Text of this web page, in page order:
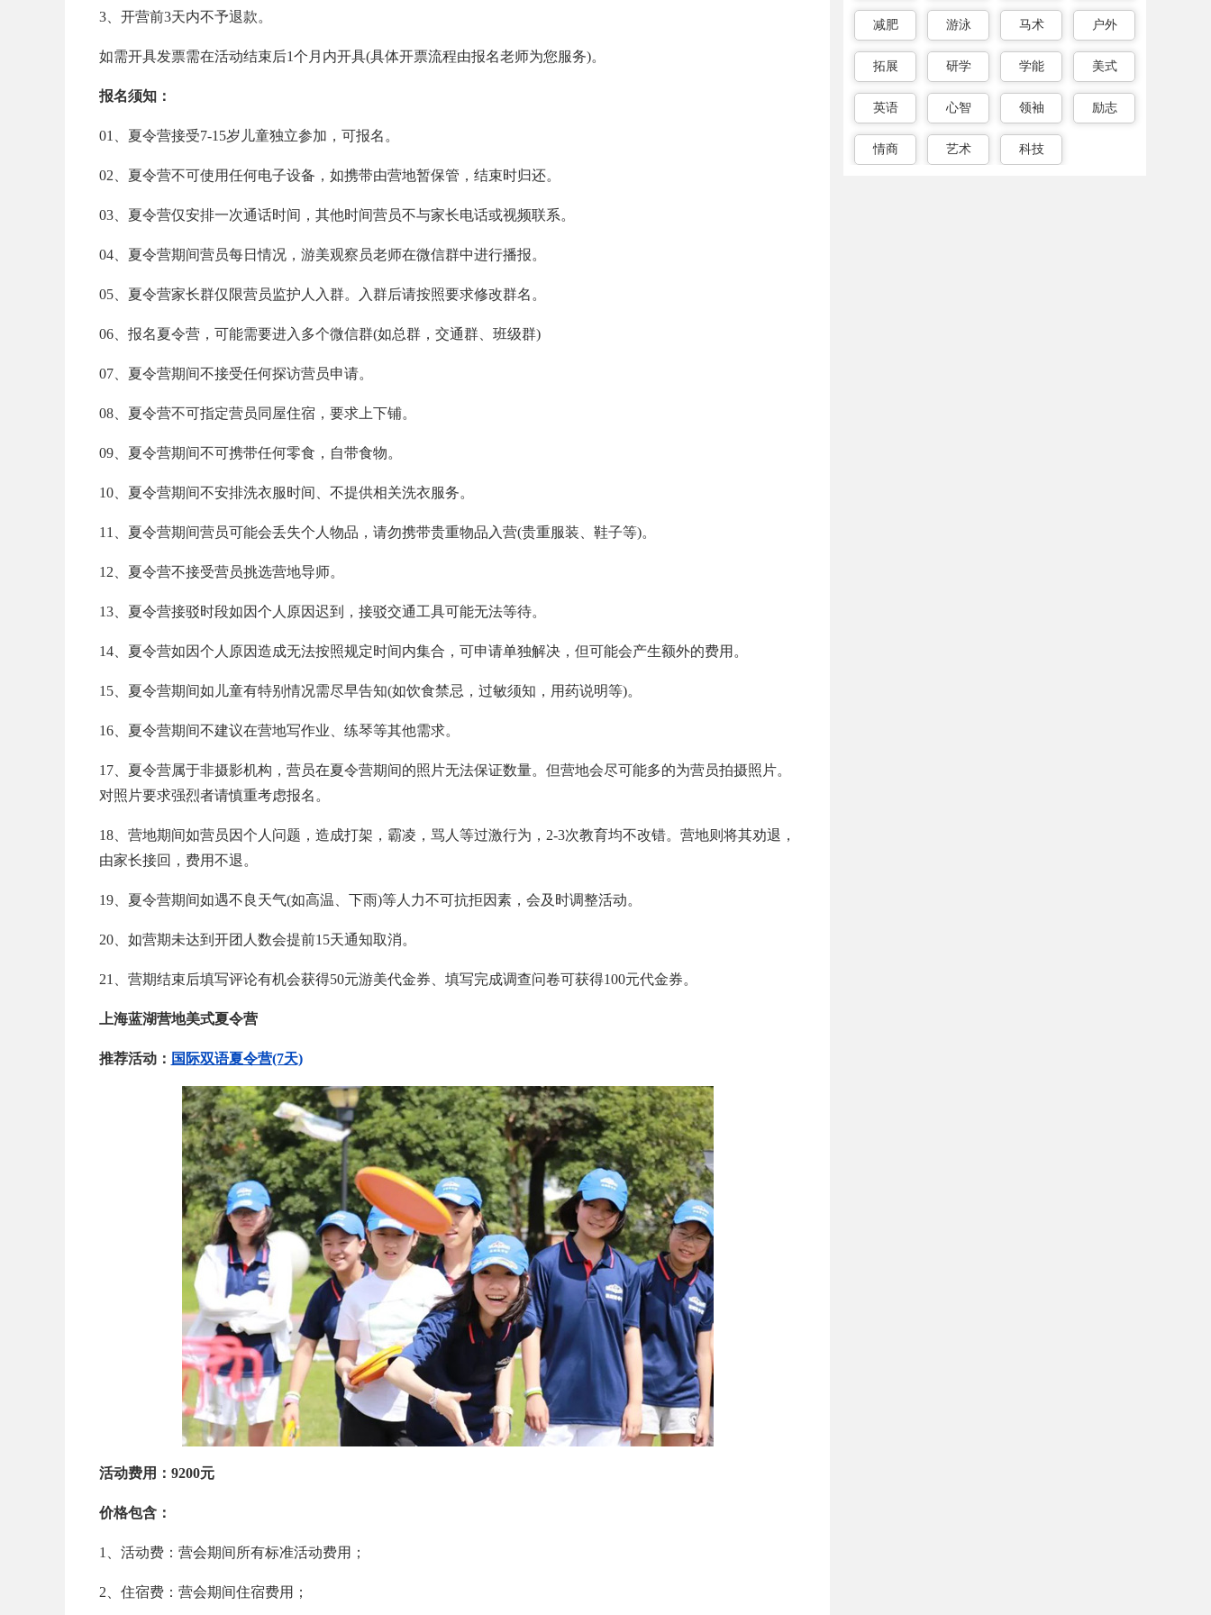
3、开营前3天内不予退款。
如需开具发票需在活动结束后1个月内开具(具体开票流程由报名老师为您服务)。
报名须知：
01、夏令营接受7-15岁儿童独立参加，可报名。
02、夏令营不可使用任何电子设备，如携带由营地暂保管，结束时归还。
03、夏令营仅安排一次通话时间，其他时间营员不与家长电话或视频联系。
04、夏令营期间营员每日情况，游美观察员老师在微信群中进行播报。
05、夏令营家长群仅限营员监护人入群。入群后请按照要求修改群名。
06、报名夏令营，可能需要进入多个微信群(如总群，交通群、班级群)
07、夏令营期间不接受任何探访营员申请。
08、夏令营不可指定营员同屋住宿，要求上下铺。
09、夏令营期间不可携带任何零食，自带食物。
10、夏令营期间不安排洗衣服时间、不提供相关洗衣服务。
11、夏令营期间营员可能会丢失个人物品，请勿携带贵重物品入营(贵重服装、鞋子等)。
12、夏令营不接受营员挑选营地导师。
13、夏令营接驳时段如因个人原因迟到，接驳交通工具可能无法等待。
14、夏令营如因个人原因造成无法按照规定时间内集合，可申请单独解决，但可能会产生额外的费用。
15、夏令营期间如儿童有特别情况需尽早告知(如饮食禁忌，过敏须知，用药说明等)。
16、夏令营期间不建议在营地写作业、练琴等其他需求。
17、夏令营属于非摄影机构，营员在夏令营期间的照片无法保证数量。但营地会尽可能多的为营员拍摄照片。
对照片要求强烈者请慎重考虑报名。
18、营地期间如营员因个人问题，造成打架，霸凌，骂人等过激行为，2-3次教育均不改错。营地则将其劝退，
由家长接回，费用不退。
19、夏令营期间如遇不良天气(如高温、下雨)等人力不可抗拒因素，会及时调整活动。
20、如营期未达到开团人数会提前15天通知取消。
21、营期结束后填写评论有机会获得50元游美代金券、填写完成调查问卷可获得100元代金券。
上海蓝湖营地美式夏令营
推荐活动： 国际双语夏令营(7天)
活动费用：9200元
价格包含：
1、活动费：营会期间所有标准活动费用；
2、住宿费：营会期间住宿费用；
减肥 游泳 马术 户外
拓展 研学 学能 美式
英语 心智 领袖 励志
情商 艺术 科技